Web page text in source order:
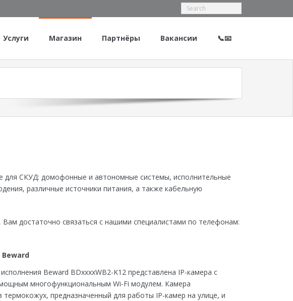
Услуги Магазин Партнёры Вакансии 📞📧
для СКУД: домофонные и автономные системы, исполнительные
различные источники питания, а также кабельную
достаточно связаться с нашими специалистами по телефонам:
Beward
Beward BDxxxxWB2-K12 представлена IP-камера с
многофункциональным Wi-Fi модулем. Камера
термокожух, предназначенный для работы IP-камер на улице, и